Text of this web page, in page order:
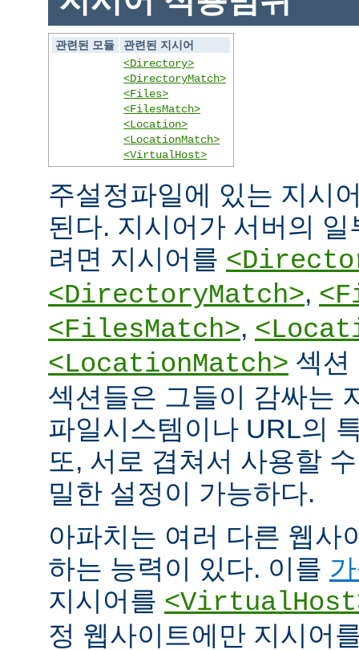
관련된 모듈
관련된 지시어
<Directory>
<DirectoryMatch>
<Files>
<FilesMatch>
<Location>
<LocationMatch>
<VirtualHost>
주설정파일에 있는 지시
된다. 지시어가 서버의
려면 지시어를
<DirectoryMatch>,
<FilesMatch>,
<LocationMatch> 섹션
섹션들은 그들이 감싸는
파일시스템이나 URL의
또, 서로 겹쳐서 사용할
밀한 설정이 가능하다.
아파치는 여러 다른 웹사
하는 능력이 있다. 이를
지시어를
정 웹사이트에만 지시어